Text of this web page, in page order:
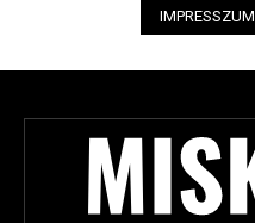
IMPRESSZUM